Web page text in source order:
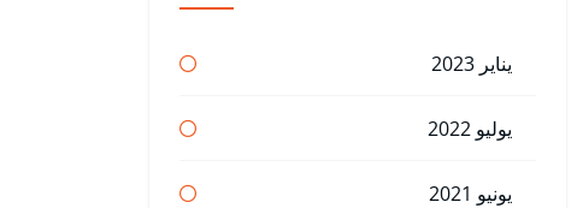
يناير 2023
يوليو 2022
يونيو 2021